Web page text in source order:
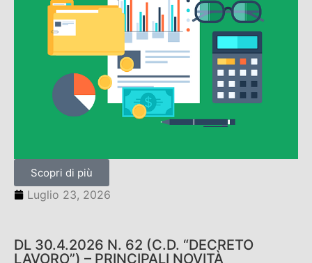
Scopri di più
Luglio 23, 2026
DL 30.4.2026 N. 62 (C.D. “DECRETO
LAVORO”) – PRINCIPALI NOVITÀ